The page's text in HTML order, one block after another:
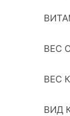
ВЕС
ВЕС
ВИД